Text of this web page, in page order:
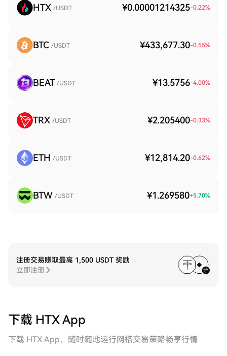
HTX /USDT ¥0.00001214325-0.22%
BTC /USDT ¥433,677.30-0.55%
BEAT /USDT ¥13.5756-4.00%
TRX /USDT ¥2.205400-0.33%
ETH /USDT ¥12,814.20-0.62%
BTW /USDT ¥1.269580+5.70%
注册交易赚取最高 1,500 USDT 奖励
立即注册
下载 HTX App
下载 HTX App，随时随地运行网格交易策略畅享行情